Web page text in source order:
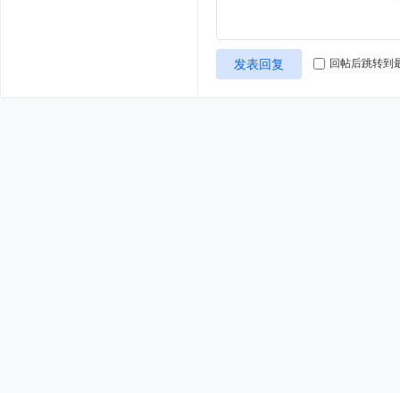
发表回复 回帖后跳转到